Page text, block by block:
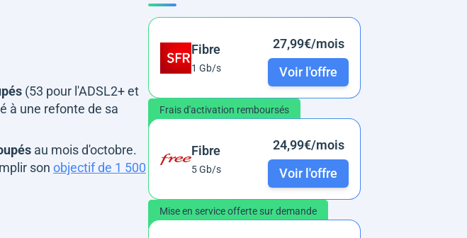
(53 pour l'ADSL2+ et
à une refonte de sa
au mois d'octobre.
son objectif de 1 500
Fibre
1 Gb/s
27,99€/mois
Voir l'offre
Frais d'activation remboursés
Fibre
5 Gb/s
24,99€/mois
Voir l'offre
Mise en service offerte sur demande